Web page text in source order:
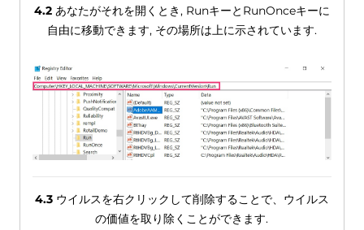
4.2あなたがそれを開くとき, RunキーとRunOnceキーに
自由に移動できます, その場所は上に示されています.
4.3ウイルスを右クリックして削除することで、ウイルス
の価値を取り除くことができます.